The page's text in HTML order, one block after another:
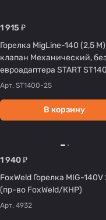
1 915 ₽
Горелка MigLine-140 (2,5 М)
клапан Механический,
евроадаптера START
Арт. ST1400-25
В корзину
1 940 ₽
FoxWeld Горелка MIG-140V
(пр-во FoxWeld/КНР)
Арт. 4932